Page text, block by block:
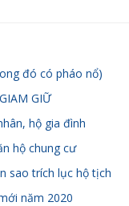
đó có pháo nổ)
GIỮ
hộ gia đình
hộ chung cư
sao trích lục hộ tịch
năm 2020